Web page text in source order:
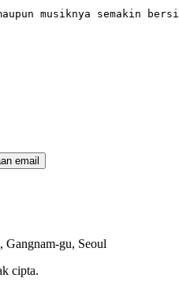
musiknya semakin
email
Gangnam-gu, Seoul
cipta.